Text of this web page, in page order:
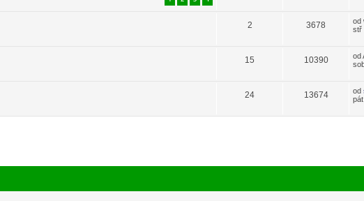
2 3678 od
stř
15 10390 od
24 13674 od